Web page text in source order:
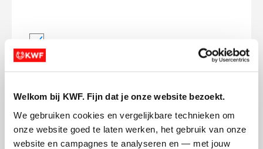
Welkom bij KWF. Fijn dat je onze website bezoekt.
We gebruiken cookies en vergelijkbare technieken om
onze website goed te laten werken, het gebruik van onze
website en campagnes te analyseren en — met jouw
Ik wil bijdragen aan de transactiekosten
en betaal €0.75 extra.